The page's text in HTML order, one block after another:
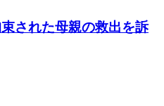
された母親の救出を訴